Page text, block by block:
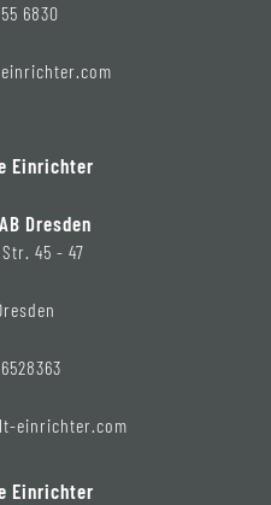
6830
Einrichter
Dresden
45 - 47
einrichter.com
Einrichter